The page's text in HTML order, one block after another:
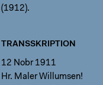
(1912).
TRANSSKRIPTION
12 Nobr 1911
Hr. Maler Willumsen!